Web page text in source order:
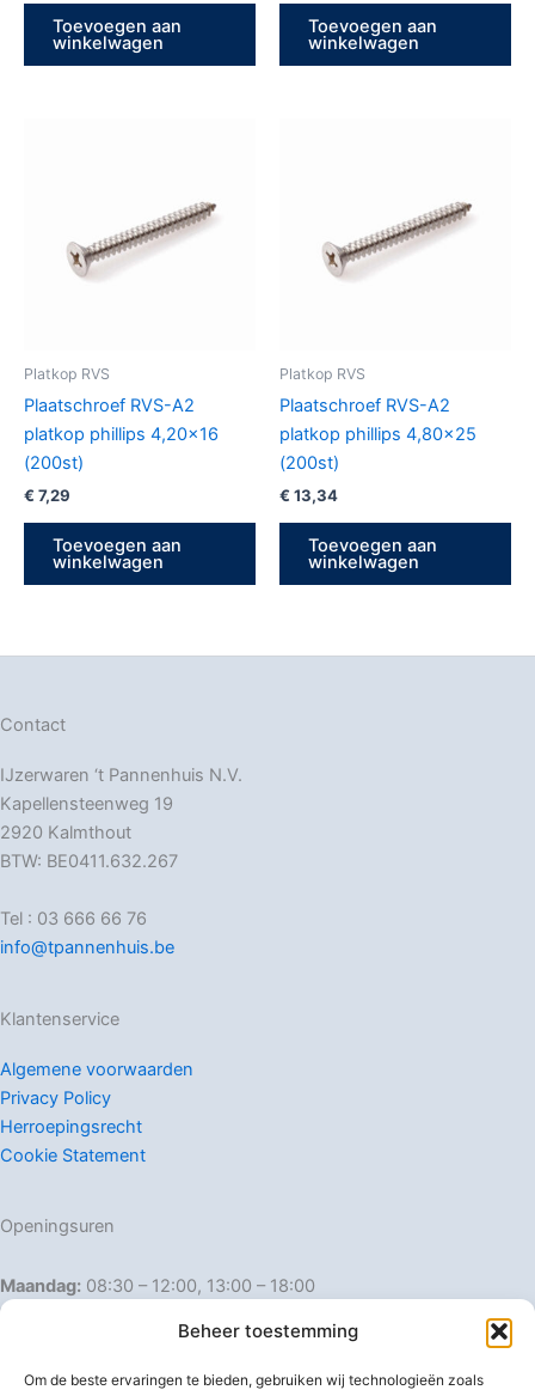
Beheer toestemming
Om de beste ervaringen te bieden, gebruiken wij technologieën zoals
Toevoegen aan
winkelwagen
Toevoegen aan
winkelwagen
Platkop RVS
Plaatschroef RVS-A2
platkop phillips 4,20×16
(200st)
€ 7,29
Toevoegen aan
winkelwagen
Platkop RVS
Plaatschroef RVS-A2
platkop phillips 4,80×25
(200st)
€ 13,34
Toevoegen aan
winkelwagen
Contact
IJzerwaren ‘t Pannenhuis N.V.
Kapellensteenweg 19
2920 Kalmthout
BTW: BE0411.632.267
Tel : 03 666 66 76
info@tpannenhuis.be
Klantenservice
Algemene voorwaarden
Privacy Policy
Herroepingsrecht
Cookie Statement
Openingsuren
Maandag: 08:30 – 12:00, 13:00 – 18:00
Dinsdag:
08:30 – 12:00, 13:00 – 18:00
Donderdag: 08:30 – 12:00, 13:00 – 18:00